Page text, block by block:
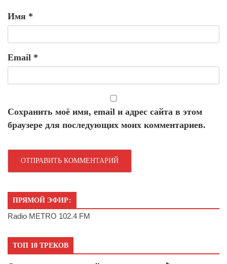
Имя *
Email *
Сохранить моё имя, email и адрес сайта в этом
браузере для последующих моих комментариев.
ПРЯМОЙ ЭФИР:
Radio METRO 102.4 FM
ТОП 10 ТРЕКОВ